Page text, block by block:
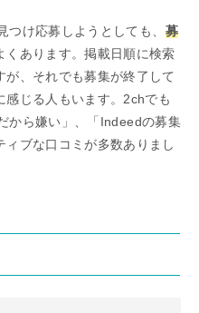
け応募しようとしても、 募
くあります。掲載日順に検索
、それでも募集が終了して
感じる人もいます。2chでも
から嫌い」、「Indeedの募集
ィブな口コミが多数ありまし